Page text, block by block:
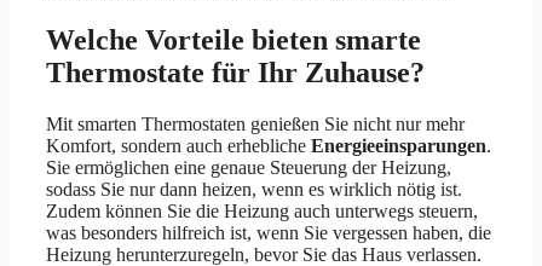
Welche Vorteile bieten smarte
Thermostate für Ihr Zuhause?
Mit smarten Thermostaten genießen Sie nicht nur mehr
Komfort, sondern auch erhebliche Energieeinsparungen.
Sie ermöglichen eine genaue Steuerung der Heizung,
sodass Sie nur dann heizen, wenn es wirklich nötig ist.
Zudem können Sie die Heizung auch unterwegs steuern,
was besonders hilfreich ist, wenn Sie vergessen haben, die
Heizung herunterzuregeln, bevor Sie das Haus verlassen.